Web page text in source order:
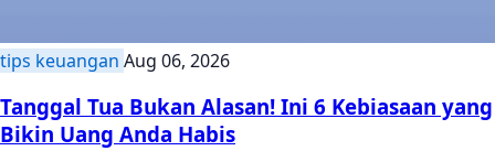
tips keuangan Aug 06, 2026
Tanggal Tua Bukan Alasan! Ini 6 Kebiasaan yang
Bikin Uang Anda Habis